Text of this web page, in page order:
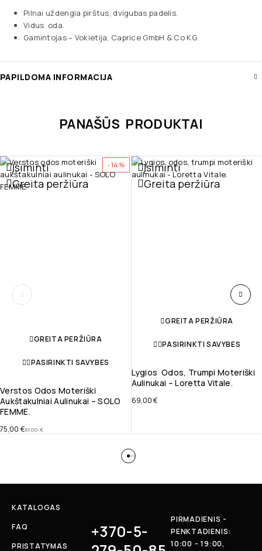
Pilnai uždengia pirštus, dvigubas padelis.
Vidus oda.
Gamintojas – Vokietija, Caprice GmbH & Co KG.
PAPILDOMA INFORMACIJA
PANAŠŪS PRODUKTAI
-14%
Įsiminti
Greita peržiūra
GREITA PERŽIŪRA
PASIRINKTI SAVYBES
Verstos Odos Moteriški
Aukštakulniai Aulinukai – SOLO
FEMME.
87,00€
75,00 €
Įsiminti
Greita peržiūra
GREITA PERŽIŪRA
PASIRINKTI SAVYBES
Lygios Odos, Trumpi Moteriški
Aulinukai – Loretta Vitale.
69,00€
KATALOGAS
FAQ
PRISTATYMAS
+370-5-
PIRMADIENIS -
PENKTADIENIS:
10:00 - 19:00,